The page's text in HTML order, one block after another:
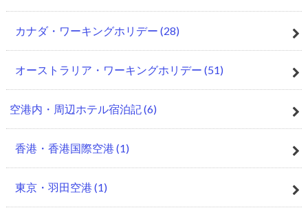
カナダ・ワーキングホリデー (28)
オーストラリア・ワーキングホリデー (51)
空港内・周辺ホテル宿泊記(6)
香港・香港国際空港 (1)
東京・羽田空港 (1)